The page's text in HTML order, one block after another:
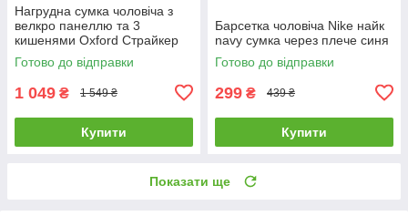
Нагрудна сумка чоловіча з
велкро панеллю та 3
кишенями Oxford Страйкер
Готово до відправки
1 049 ₴ 1 549 ₴
Купити
Барсетка чоловіча Nike найк
navy сумка через плече синя
Готово до відправки
299 ₴ 439 ₴
Купити
Показати ще